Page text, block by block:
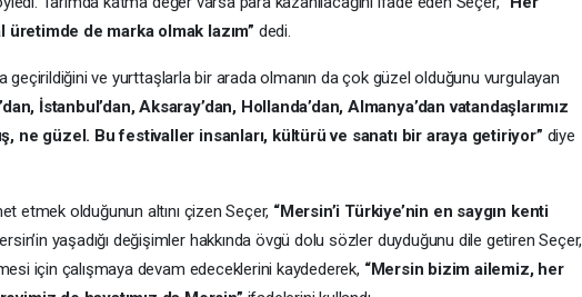
üretimde de marka olmak lazım” dedi.
geçirildiğini ve yurttaşlarla bir arada olmanın da çok güzel olduğunu vurgulayan
İstanbul’dan, Aksaray’dan, Hollanda’dan, Almanya’dan vatandaşlarımız
ne güzel. Bu festivaller insanları, kültürü ve sanatı bir araya getiriyor” diye
etmek olduğunun altını çizen Seçer, “Mersin’i Türkiye’nin en saygın kenti
yaşadığı değişimler hakkında övgü dolu sözler duyduğunu dile getiren Seçer,
için çalışmaya devam edeceklerini kaydederek, “Mersin bizim ailemiz, her